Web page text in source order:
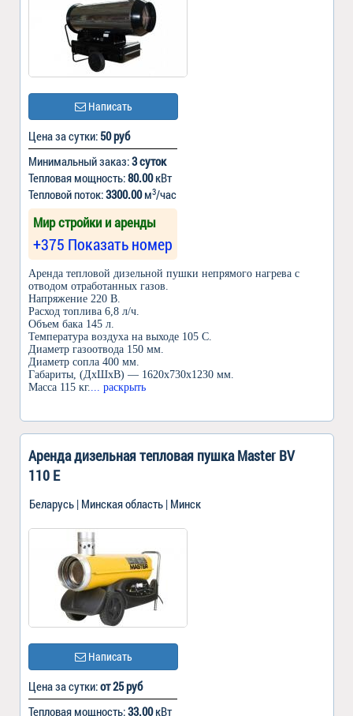
Написать
Цена за сутки: 50 руб
Минимальный заказ:3 суток
Тепловая мощность:80.00кВт
Тепловой поток:3300.00м3/час
Мир стройки и аренды
+375 Показать номер
Аренда тепловой дизельной пушки непрямого нагрева с
отводом отработанных газов.
Напряжение 220 В.
Расход топлива 6,8 л/ч.
Объем бака 145 л.
Температура воздуха на выходе 105 С.
Диаметр газоотвода 150 мм.
Диаметр сопла 400 мм.
Габариты, (ДхШхВ) — 1620х730х1230 мм.
Масса 115 кг.... раскрыть
Аренда дизельная тепловая пушка Master BV
110 E
Беларусь | Минская область | Минск
Написать
Цена за сутки:от 25 руб
Тепловая мощность:33.00кВт